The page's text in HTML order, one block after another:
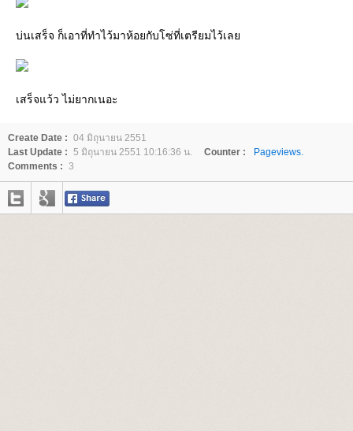
บ่นเสร็จ ก็เอาที่ทำไว้มาห้อยกับโซ่ที่เตรียมไว้เล
เสร็จแว้ว ไม่ยากเนอะ
Create Date : 04 มิถุนายน 2551
Last Update : 5 มิถุนายน 2551 10:16:36 น. Counter :
Pageviews.
Comments : 3